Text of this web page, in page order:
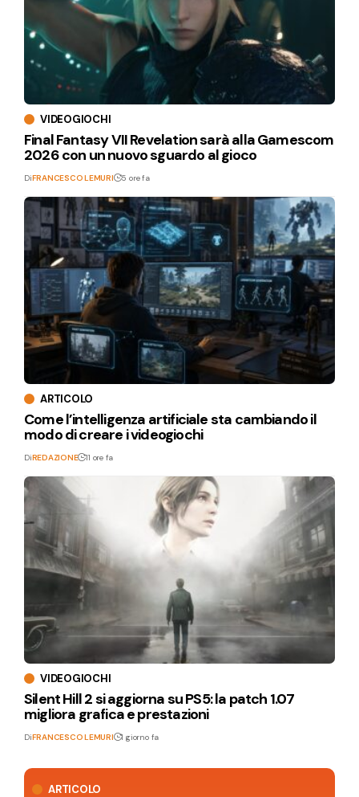
ARTICOLO
VIDEOGIOCHI
Final Fantasy VII Revelation sarà alla Gamescom
2026 con un nuovo sguardo al gioco
DiFRANCESCO LEMURI 5 ore fa
ARTICOLO
Come l’intelligenza artificiale sta cambiando il
modo di creare i videogiochi
DiREDAZIONE 11 ore fa
VIDEOGIOCHI
Silent Hill 2 si aggiorna su PS5: la patch 1.07
migliora grafica e prestazioni
DiFRANCESCO LEMURI 1 giorno fa